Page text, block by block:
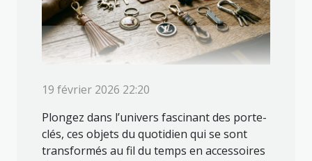
19 février 2026 22:20
Plongez dans l’univers fascinant des porte-
clés, ces objets du quotidien qui se sont
transformés au fil du temps en accessoires